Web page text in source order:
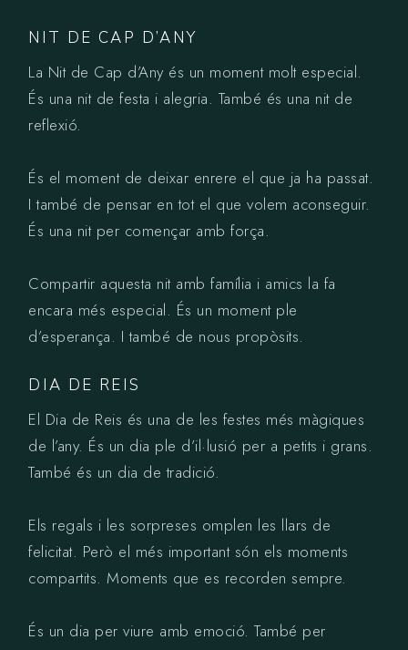
NIT DE CAP D’ANY
La Nit de Cap d’Any és un moment molt especial.
És una nit de festa i alegria. També és una nit de
reflexió.
És el moment de deixar enrere el que ja ha passat.
I també de pensar en tot el que volem aconseguir.
És una nit per començar amb força.
Compartir aquesta nit amb família i amics la fa
encara més especial. És un moment ple
d’esperança. I també de nous propòsits.
DIA DE REIS
El Dia de Reis és una de les festes més màgiques
de l’any. És un dia ple d’il·lusió per a petits i grans.
També és un dia de tradició.
Els regals i les sorpreses omplen les llars de
felicitat. Però el més important són els moments
compartits. Moments que es recorden sempre.
És un dia per viure amb emoció. També per